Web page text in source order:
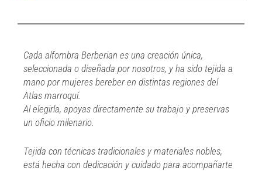
Cada alfombra Berberian es una creación única,
seleccionada o diseñada por nosotros, y ha sido tejida a
mano por mujeres bereber en distintas regiones del
Atlas marroquí.
Al elegirla, apoyas directamente su trabajo y preservas
un oficio milenario.
Tejida con técnicas tradicionales y materiales nobles,
está hecha con dedicación y cuidado para acompañarte